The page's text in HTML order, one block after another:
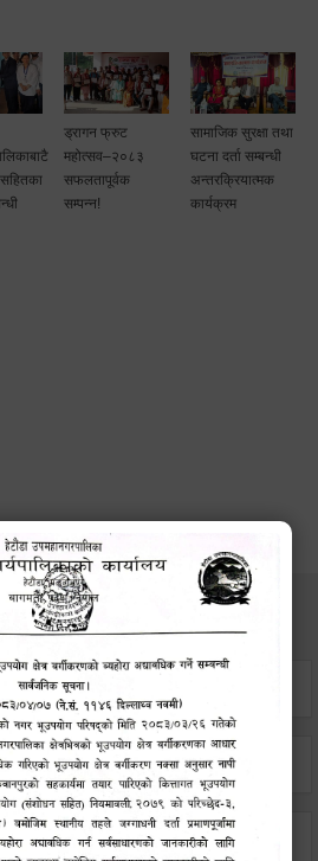
ड्रागन फ्रुट
महोत्सव–२०८३
सफलतापूर्वक
सम्पन्न!
सामाजिक सुरक्षा तथा
घटना दर्ता सम्बन्धी
अन्तरक्रियात्मक
कार्यक्रम
घर जग्गा कर